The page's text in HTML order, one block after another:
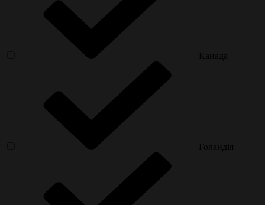
Канада
Голандія